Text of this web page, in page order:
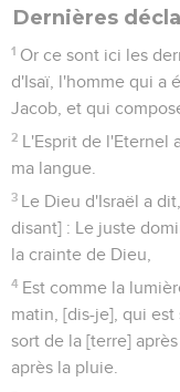
Dernières
1 Or ce sont ici les
d'Isaï, l'homme qui a
Jacob, et qui
2 L'Esprit de l'Eternel
ma langue.
3 Le Dieu d'Israël a
disant] : Le juste
la crainte de Dieu,
4 Est comme la
matin, [dis-je], qui
sort de la [terre]
après la pluie.